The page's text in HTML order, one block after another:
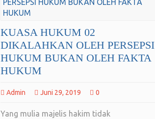
KUASA HUKUM 02
DIKALAHKAN OLEH PERSEPSI
HUKUM BUKAN OLEH FAKTA
HUKUM
Admin Juni 29, 2019 0
Yang mulia majelis hakim tidak